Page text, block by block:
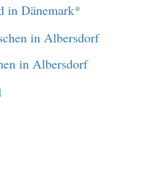
in Dänemark*
in Albersdorf